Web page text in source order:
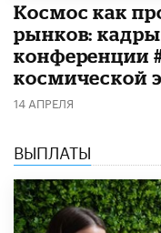
Космос как
рынков:
конференции
космической
14 АПРЕЛЯ
ВЫПЛАТЫ